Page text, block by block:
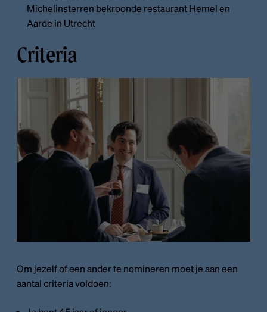
Michelinsterren bekroonde restaurant Hemel en
Aarde in Utrecht
Criteria
Om jezelf of een ander te nomineren moet je aan een
aantal criteria voldoen: